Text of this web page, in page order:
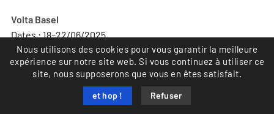
Volta Basel
Dates : 18–22/06/2025
Lieux : Hall 4.U, Messeplatz 21,Basel, Suisse
Thèmes : Foire d’art contemporain satellite de Art Basel,
Volta met en lumière des artistes émergents et des
galeries audacieuses dans un format accessible et
Nous utilisons des cookies pour vous garantir la meilleure
expérience sur notre site web. Si vous continuez à utiliser ce
site, nous supposerons que vous en êtes satisfait.
et hop ! Refuser